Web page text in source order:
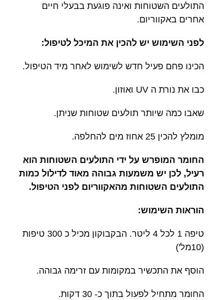
התולעים השטוחות ואינה פוגעת בבעלי חיים
אחרים באקווריום.
לפני השימוש יש להכין את המיכל לטיפול:
הכינו פחם פעיל חדש לשימוש לאחר מיד הטיפול.
כבו את נורת ה UV ואוזון.
שאבו כמה שיותר תולעים שטוחות שניתן.
מומלץ להכין 25 אחוז מים להחלפה.
החומר המופרש על ידי התולעים השטוחות הוא
רעיל, לכן יש משמעות גבוהה מאוד לדילול כמות
התולעים השטוחות מהאקווריום לפני הטיפול.
הוראות השימוש:
טיפה 1 לכל 4 ליטר. הבקבוקון מכיל כ 300 טיפות
(10מל')
הוסף את התכשיר במקומות עם זרימה גבוהה.
החומר מתחיל לפעול בתוך כ- 30 דקות.